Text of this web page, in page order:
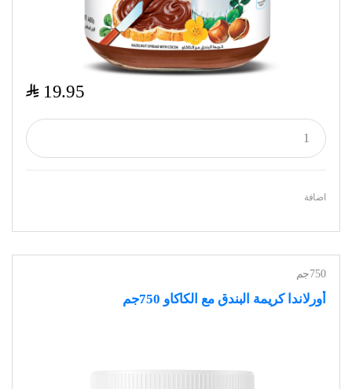
19.95
$
اضافة
750جم
أورلاندا كريمة البندق مع الكاكاو 750جم